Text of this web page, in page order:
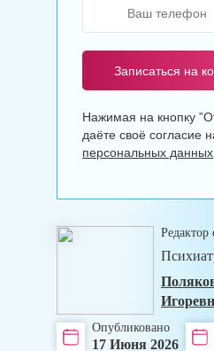
Записаться на
Нажимая на кнопку
даёте своё согласие
персональных данных
Редактор
Опубликовано
17 Июня 2026